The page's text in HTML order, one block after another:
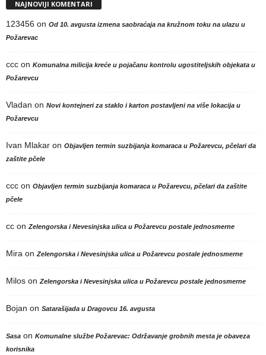
NAJNOVIJI KOMENTARI
123456 on Od 10. avgusta izmena saobraćaja na kružnom toku na ulazu u
Požarevac
ccc on Komunalna milicija kreće u pojačanu kontrolu ugostiteljskih objekata u
Požarevcu
Vladan on Novi kontejneri za staklo i karton postavljeni na više lokacija u
Požarevcu
Ivan Mlakar on Objavljen termin suzbijanja komaraca u Požarevcu, pčelari da
zaštite pčele
ccc on Objavljen termin suzbijanja komaraca u Požarevcu, pčelari da zaštite
pčele
cc on Zelengorska i Nevesinjska ulica u Požarevcu postale jednosmerne
Mira on Zelengorska i Nevesinjska ulica u Požarevcu postale jednosmerne
Milos on Zelengorska i Nevesinjska ulica u Požarevcu postale jednosmerne
Bojan on Satarašijada u Dragovcu 16. avgusta
Sasa on Komunalne službe Požarevac: Održavanje grobnih mesta je obaveza
korisnika